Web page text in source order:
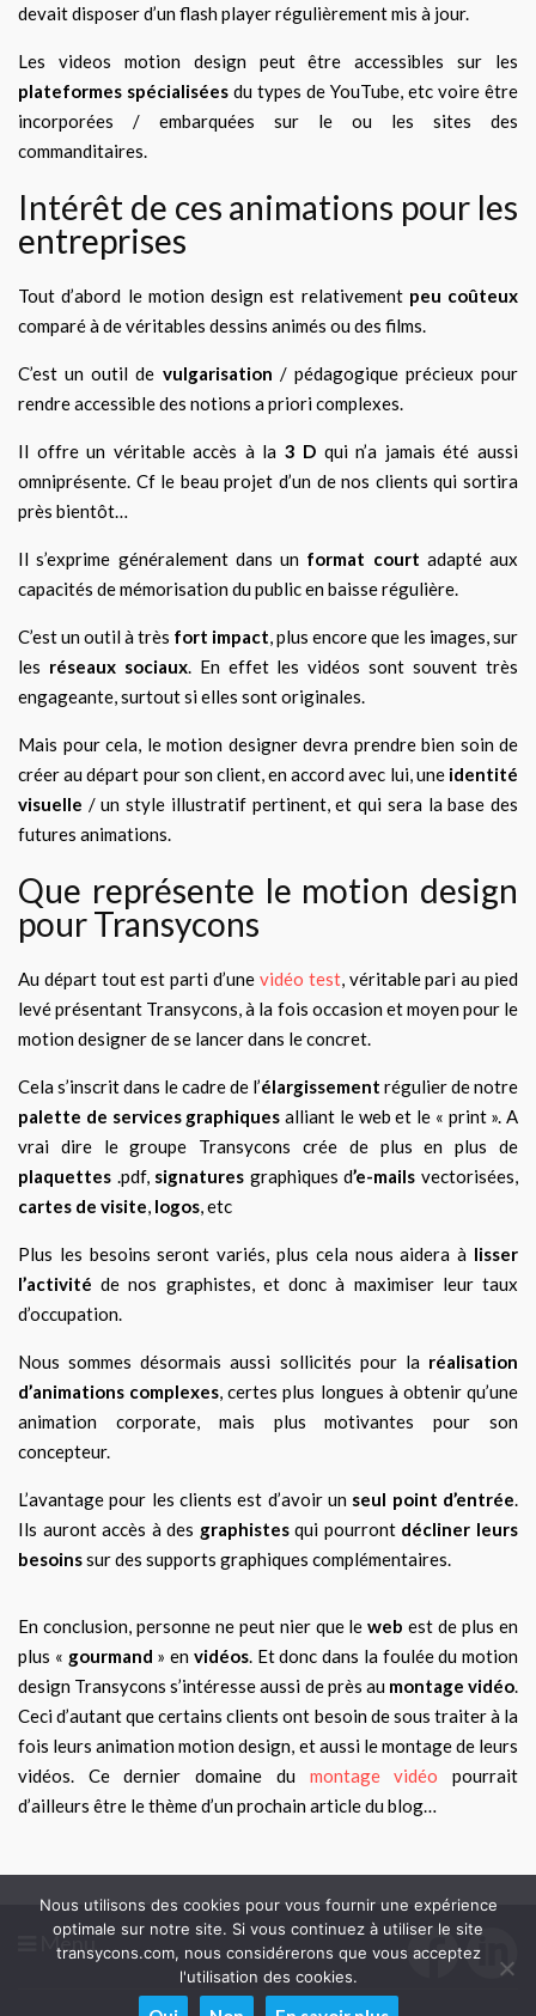
devait disposer d’un flash player régulièrement mis à jour.
Les videos motion design peut être accessibles sur les
plateformes spécialisées du types de YouTube, etc voire être
incorporées / embarquées sur le ou les sites des
commanditaires.
Intérêt de ces animations pour les
entreprises
Tout d’abord le motion design est relativement peu coûteux
comparé à de véritables dessins animés ou des films.
C’est un outil de vulgarisation / pédagogique précieux pour
rendre accessible des notions a priori complexes.
Il offre un véritable accès à la 3 D qui n’a jamais été aussi
omniprésente. Cf le beau projet d’un de nos clients qui sortira
près bientôt…
Il s’exprime généralement dans un format court adapté aux
capacités de mémorisation du public en baisse régulière.
C’est un outil à très fort impact, plus encore que les images, sur
les réseaux sociaux. En effet les vidéos sont souvent très
engageante, surtout si elles sont originales.
Mais pour cela, le motion designer devra prendre bien soin de
créer au départ pour son client, en accord avec lui, une identité
visuelle / un style illustratif pertinent, et qui sera la base des
futures animations.
Que représente le motion design
pour Transycons
Au départ tout est parti d’une vidéo test, véritable pari au pied
levé présentant Transycons, à la fois occasion et moyen pour le
motion designer de se lancer dans le concret.
Cela s’inscrit dans le cadre de l’élargissement régulier de notre
palette de services graphiques alliant le web et le « print ». A
vrai dire le groupe Transycons crée de plus en plus de
plaquettes .pdf, signatures graphiques d’e-mails vectorisées,
cartes de visite, logos, etc
Plus les besoins seront variés, plus cela nous aidera à lisser
l’activité de nos graphistes, et donc à maximiser leur taux
d’occupation.
Nous sommes désormais aussi sollicités pour la réalisation
d’animations complexes, certes plus longues à obtenir qu’une
animation corporate, mais plus motivantes pour son
concepteur.
L’avantage pour les clients est d’avoir un seul point d’entrée.
Ils auront accès à des graphistesqui pourrontdécliner leurs
besoinssur des supports graphiques complémentaires.
En conclusion, personne ne peut nier que leweb est de plus en
plus « gourmand » en vidéos. Et donc dans la foulée du motion
design Transycons s’intéresse aussi de près au montage vidéo.
Ceci d’autant que certains clients ont besoin de sous traiter à la
fois leurs animation motion design, et aussi le montage de leurs
vidéos. Ce dernier domaine du montage vidéo pourrait
d’ailleurs être le thème d’un prochain article du blog…
Menu
Nous utilisons des cookies pour vous fournir une expérience
optimale sur notre site. Si vous continuez à utiliser le site
transycons.com, nous considérerons que vous acceptez
l'utilisation des cookies.